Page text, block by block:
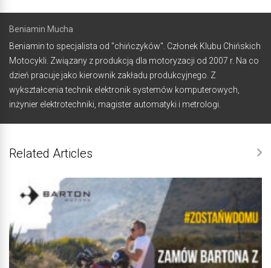
Beniamin Mucha
Beniamin to specjalista od "chińczyków". Członek Klubu Chińskich
Motocykli. Związany z produkcją dla motoryzacji od 2007 r. Na co
dzień pracuje jako kierownik zakładu produkcyjnego. Z
wykształcenia technik elektronik systemów komputerowych,
inżynier elektrotechniki, magister automatyki i metrologi.
Related Articles